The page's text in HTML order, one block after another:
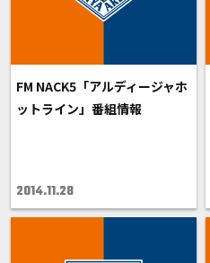
FM NACK5「アルディージャホ
ットライン」番組情報
2014.11.28